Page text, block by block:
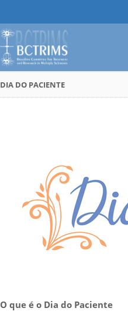
DIA DO PACIENTE
O que é o Dia do Paciente